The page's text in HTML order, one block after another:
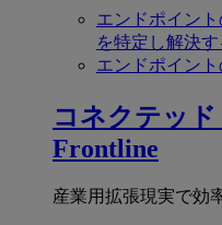
エンドポイン
を特定し解決す
エンドポイン
コネクテッ
Frontline
産業用拡張現実で効